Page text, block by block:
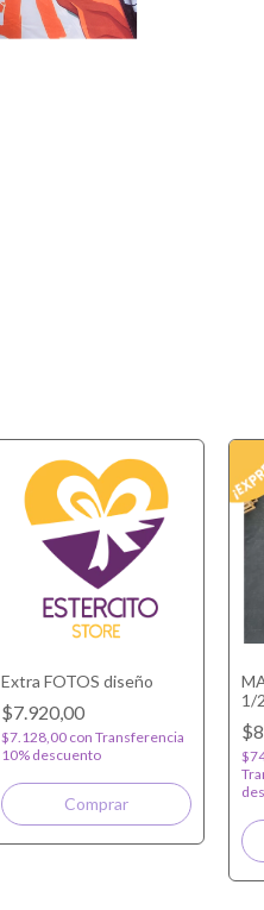
Extra FOTOS diseño
$7.920,00
$7.128,00 con Transferencia
10% descuento
1/